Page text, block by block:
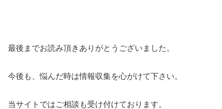
最後までお読み頂きありがとうございました。
今後も、悩んだ時は情報収集を心がけて下さい。
当サイトではご相談も受け付けております。